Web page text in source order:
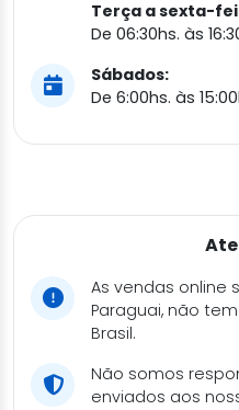
Terça a sexta-
De 06:30hs. às
Sábados:
De 6:00hs. às
As vendas online
Paraguai, não
Brasil.
Não somos
enviados aos